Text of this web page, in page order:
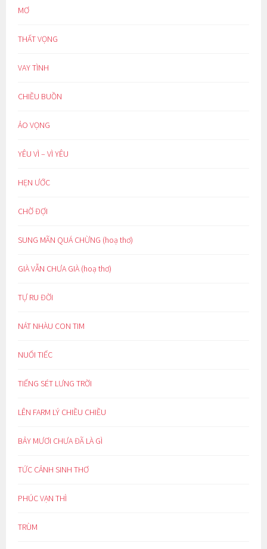
MƠ
THẤT VỌNG
VAY TÌNH
CHIỀU BUỒN
ẢO VỌNG
YÊU VÌ – VÌ YÊU
HẸN ƯỚC
CHỜ ĐỢI
SUNG MÃN QUÁ CHỪNG (hoạ thơ)
GIÀ VẪN CHƯA GIÀ (hoạ thơ)
TỰ RU ĐỜI
NÁT NHÀU CON TIM
NUỐI TIẾC
TIẾNG SÉT LƯNG TRỜI
LÊN FARM LÝ CHIỀU CHIỀU
BẢY MƯƠI CHƯA ĐÃ LÀ GÌ
TỨC CẢNH SINH THƠ
PHÚC VẠN THÌ
TRÙM